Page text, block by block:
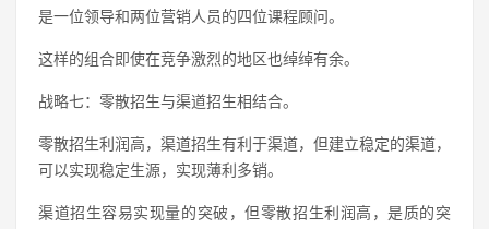
是一位领导和两位营销人员的四位课程顾问。
这样的组合即使在竞争激烈的地区也绰绰有余。
战略七：零散招生与渠道招生相结合。
零散招生利润高，渠道招生有利于渠道，但建立稳定的渠道，
可以实现稳定生源，实现薄利多销。
渠道招生容易实现量的突破，但零散招生利润高，是质的突